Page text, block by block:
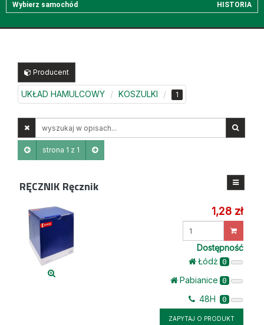
Wybierz samochód HISTORIA
Producent
UKŁAD HAMULCOWY KOSZULKI 1
opisachstrona 1 z 1
RĘCZNIK Ręcznik
1,28 zł
Dostępność
Łódż 0
Pabianice 0
48H 0
ZAPYTAJ O PRODUKT